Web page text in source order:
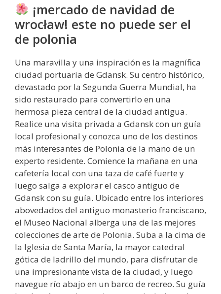
¡mercado de navidad de
wrocław! este no puede ser el
de polonia
Una maravilla y una inspiración es la magnífica
ciudad portuaria de Gdansk. Su centro histórico,
devastado por la Segunda Guerra Mundial, ha
sido restaurado para convertirlo en una
hermosa pieza central de la ciudad antigua.
Realice una visita privada a Gdansk con un guía
local profesional y conozca uno de los destinos
más interesantes de Polonia de la mano de un
experto residente. Comience la mañana en una
cafetería local con una taza de café fuerte y
luego salga a explorar el casco antiguo de
Gdansk con su guía. Ubicado entre los interiores
abovedados del antiguo monasterio franciscano,
el Museo Nacional alberga una de las mejores
colecciones de arte de Polonia. Suba a la cima de
la Iglesia de Santa María, la mayor catedral
gótica de ladrillo del mundo, para disfrutar de
una impresionante vista de la ciudad, y luego
navegue río abajo en un barco de recreo. Su guía